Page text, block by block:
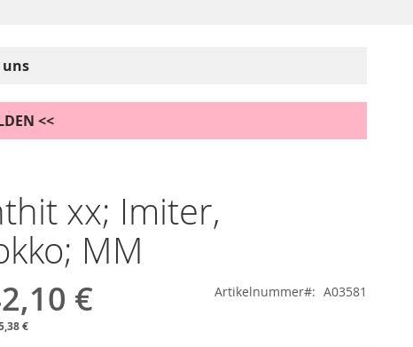
uns
<<
xx; Imiter,
MM
€
€
Artikelnummer A03581